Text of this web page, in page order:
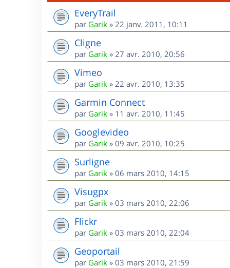
EveryTrail
par Garik » 22 janv. 2011, 10:11
Cligne
par Garik » 27 avr. 2010, 20:56
Vimeo
par Garik » 22 avr. 2010, 13:35
Garmin Connect
par Garik » 11 avr. 2010, 11:45
Googlevideo
par Garik » 09 avr. 2010, 10:25
Surligne
par Garik » 06 mars 2010, 14:15
Visugpx
par Garik » 03 mars 2010, 22:06
Flickr
par Garik » 03 mars 2010, 22:04
Geoportail
par Garik » 03 mars 2010, 21:59